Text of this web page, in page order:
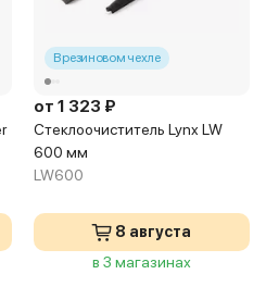
В резиновом чехле
от 1 323 ₽
Стеклоочиститель Lynx LW
600 мм
LW600
8 августа
в 3 магазинах